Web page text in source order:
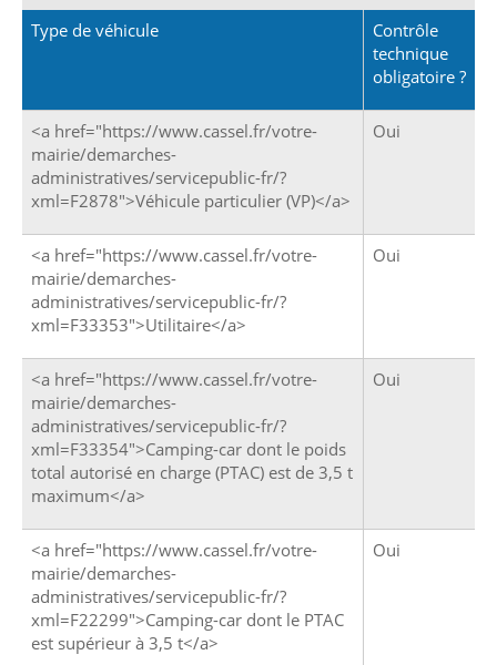
Type de véhicule
Contrôle
technique
obligatoire ?
<a href="https://www.cassel.fr/votre-
mairie/demarches-
administratives/servicepublic-fr/?
xml=F2878">Véhicule particulier (VP)</a>
Oui
<a href="https://www.cassel.fr/votre-
mairie/demarches-
administratives/servicepublic-fr/?
xml=F33353">Utilitaire</a>
Oui
<a href="https://www.cassel.fr/votre-
mairie/demarches-
administratives/servicepublic-fr/?
xml=F33354">Camping-car dont le poids
total autorisé en charge (PTAC) est de 3,5 t
maximum</a>
Oui
<a href="https://www.cassel.fr/votre-
mairie/demarches-
administratives/servicepublic-fr/?
xml=F22299">Camping-car dont le PTAC
est supérieur à 3,5 t</a>
Oui